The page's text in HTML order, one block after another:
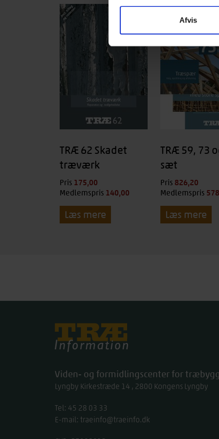
Afvis
TRÆ 62 Skadet
træværk
Pris 175,00
Medlemspris 140,00
Læs mere
TRÆ 59, 73
sæt
Pris 826,20
Medlemspris
Læs mere
Viden- og formidlingscenter for
Lyngby Kirkestræde 14 2800 Kongens Lyngby
Tel: work
45 28 03 33
E-mail: traeinfo@traeinfo.dk